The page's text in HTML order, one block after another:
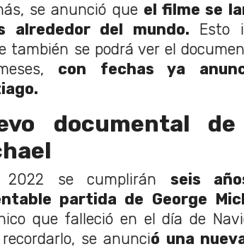
se anunció que el filme se
alrededor del mundo. Esto
también se podrá ver el
con fechas ya
documental de
2022 se cumplirán seis
partida de George
que falleció en el día de
se anunció una